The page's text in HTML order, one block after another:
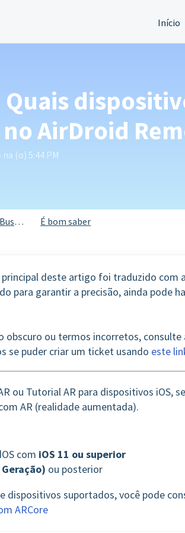
Início
Quais
AirDroid
(o) 5:44 PM
É bom saber
deste artigo foi traduzido com
para garantir a precisão, ainda pode
ou termos incorretos, consulte
se puder criar um ticket usando este
ou Tutorial AR para dispositivos iOS,
AR (realidade aumentada).
com iOS 11 ou superior
ou posterior
dispositivos suportados, você pode
ARCore